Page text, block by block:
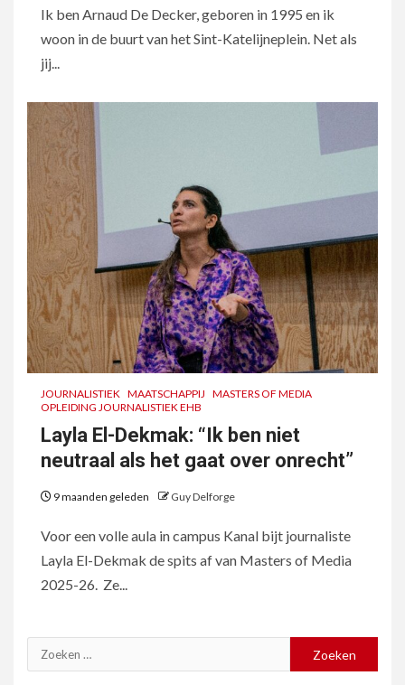
Ik ben Arnaud De Decker, geboren in 1995 en ik
woon in de buurt van het Sint-Katelijneplein. Net als
jij...
JOURNALISTIEK MAATSCHAPPIJ MASTERS OF MEDIA
OPLEIDING JOURNALISTIEK EHB
Layla El-Dekmak: “Ik ben niet
neutraal als het gaat over onrecht”
9 maanden geleden Guy Delforge
Voor een volle aula in campus Kanal bijt journaliste
Layla El-Dekmak de spits af van Masters of Media
2025-26. Ze...
Zoeken
naar: